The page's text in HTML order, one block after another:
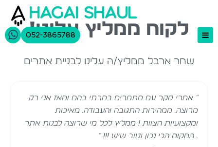
hagai shaul
בניית אתרים
אודות
יצירת קשר
052-3865788
לקוח ממליץ עלינו!
שחר ארבל ממליץ/ה עלינו לבניית אתרים
" אחרי סקר עם מתחרים בחרתי בהם ומאז אני רק
מרוצה. ממהירות התגובה והעבודה. מאיכות
ומקצועיות הצוות ! ממליץ לכל מי שרוצה לבנות אתר
. המקום הכי נכון וטוב שיש !!! "